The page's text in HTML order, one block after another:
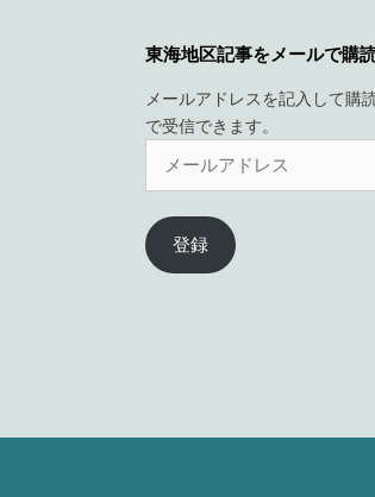
東海地区記事をメールで購
メールアドレスを記入して購
で受信できます。
ア
ド
登録